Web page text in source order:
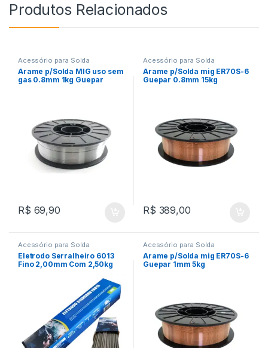
Produtos Relacionados
Acessório para Solda
Arame p/Solda MIG uso sem
gas 0.8mm 1kg Guepar
R$ 69,90
Acessório para Solda
Arame p/Solda mig ER70S-6
Guepar 0.8mm 15kg
R$ 389,00
Acessório para Solda
Eletrodo Serralheiro 6013
Fino 2,00mm Com 2,50kg
Acessório para Solda
Arame p/Solda mig ER70S-6
Guepar 1mm 5kg